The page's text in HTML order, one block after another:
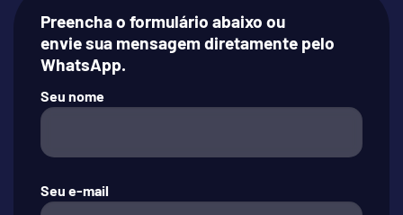
Preencha o formulário abaixo ou
envie sua mensagem diretamente pelo
WhatsApp.
Seu nome
Seu e-mail